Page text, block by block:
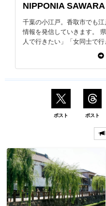
NIPPONIA SAWARA
千葉の小江戸。香取市でも
情報を発信していきます。
人で行きたい」「女同士で行
ポスト ポスト